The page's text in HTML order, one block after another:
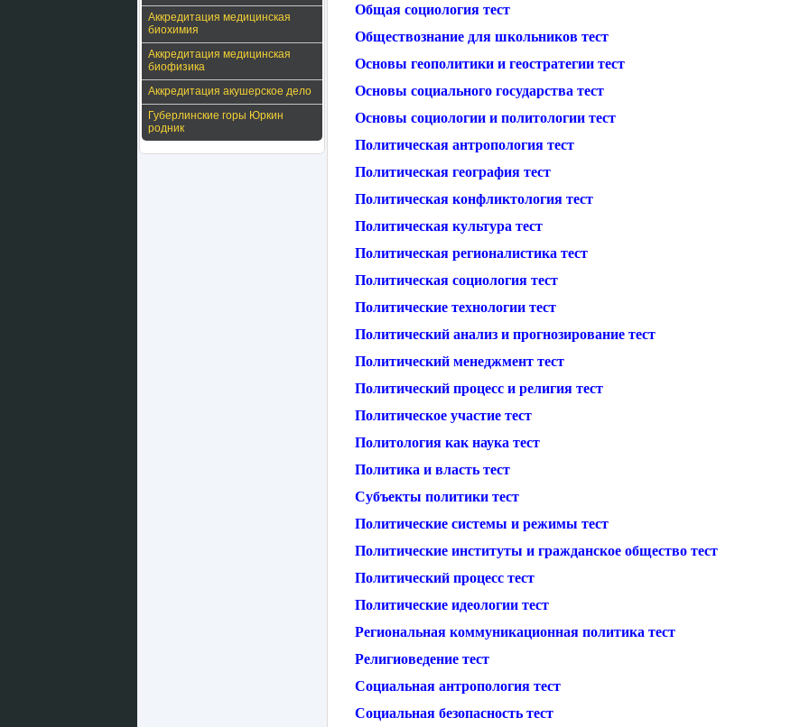
Аккредитация медицинская
биохимия
Аккредитация медицинская
биофизика
Аккредитация акушерское дело
Губерлинские горы Юркин
родник
Общая социология тест
Обществознание для школьников тест
Основы геополитики и геостратегии тест
Основы социального государства тест
Основы социологии и политологии тест
Политическая антропология тест
Политическая география тест
Политическая конфликтология тест
Политическая культура тест
Политическая регионалистика тест
Политическая социология тест
Политические технологии тест
Политический анализ и прогнозирование тест
Политический менеджмент тест
Политический процесс и религия тест
Политическое участие тест
Политология как наука тест
Политика и власть тест
Субъекты политики тест
Политические системы и режимы тест
Политические институты и гражданское общество тест
Политический процесс тест
Политические идеологии тест
Региональная коммуникационная политика тест
Религиоведение тест
Социальная антропология тест
Социальная безопасность тест